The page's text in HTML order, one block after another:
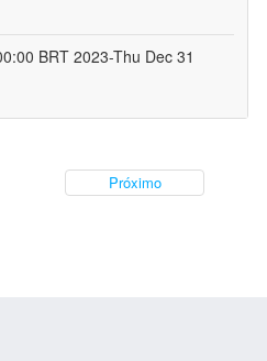
BRT 2023-Thu Dec 31
Próximo